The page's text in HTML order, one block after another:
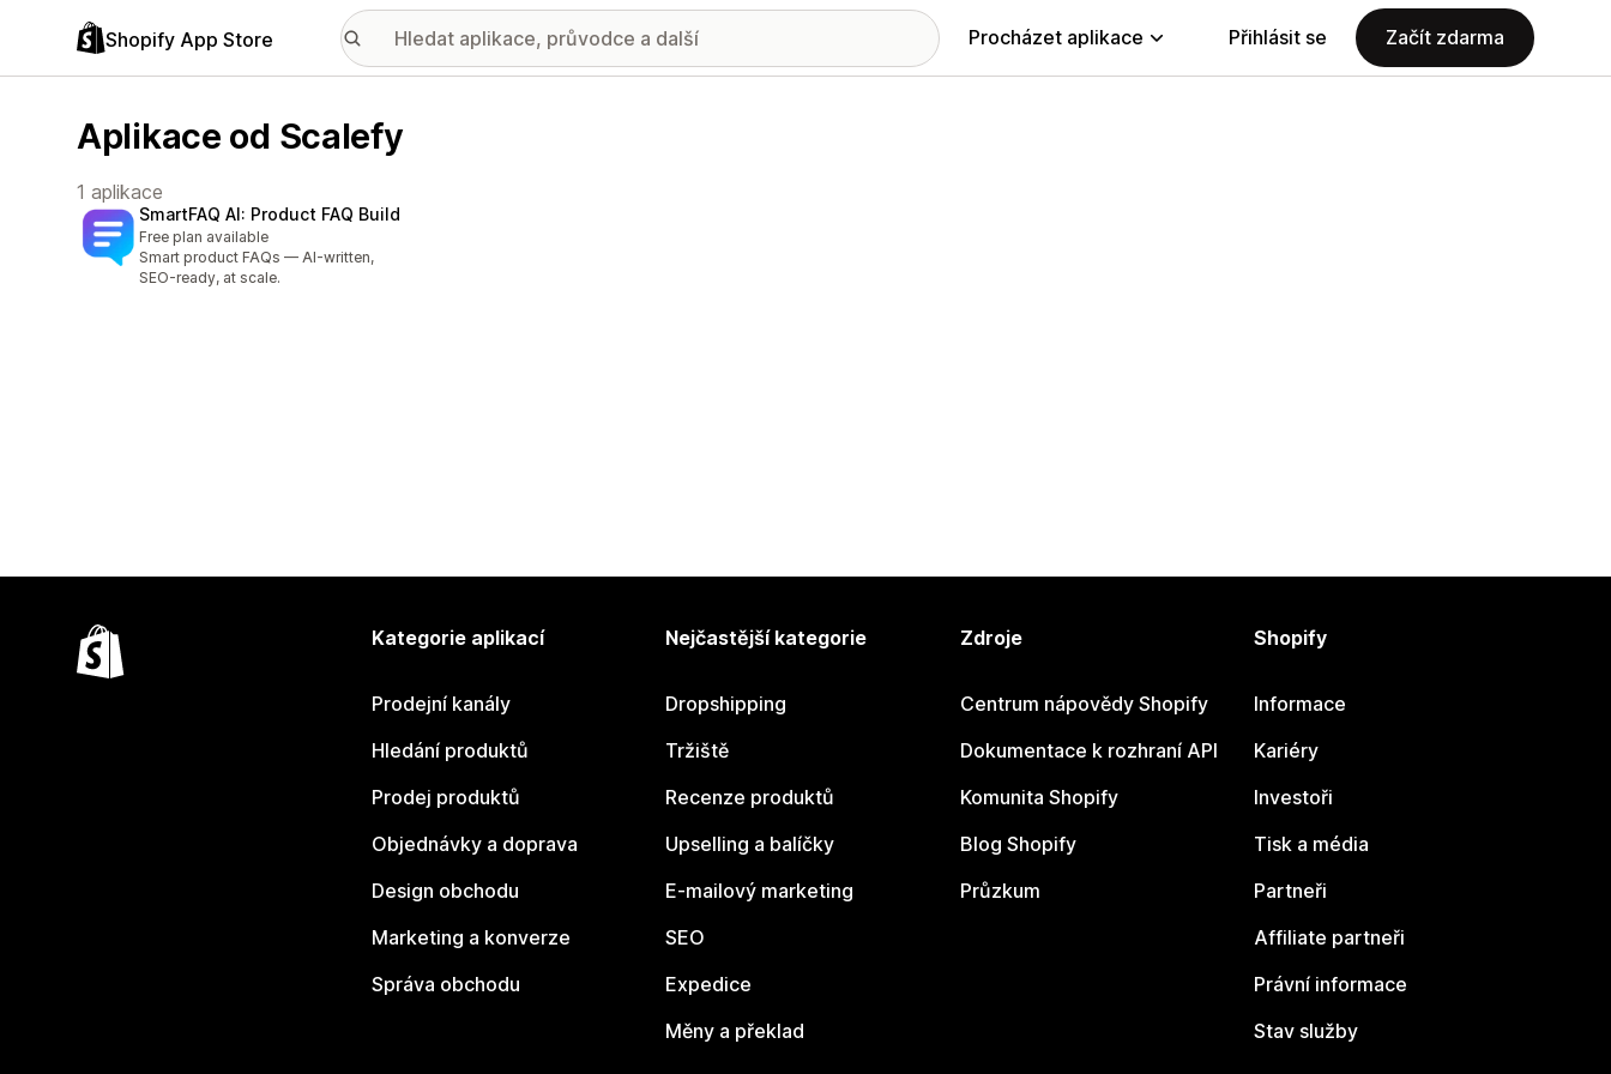
Shopify App Store Procházet aplikace Přihlásit se Začít zdarma
Aplikace od Scalefy
1 aplikace
SmartFAQ AI: Product FAQ Build
Free plan available
Smart product FAQs — AI-written,
SEO-ready, at scale.
Kategorie aplikací
Prodejní kanály
Hledání produktů
Prodej produktů
Objednávky a doprava
Design obchodu
Marketing a konverze
Správa obchodu
Nejčastější kategorie
Dropshipping
Tržiště
Recenze produktů
Upselling a balíčky
E-mailový marketing
SEO
Expedice
Měny a překlad
Zdroje
Centrum nápovědy Shopify
Dokumentace k rozhraní API
Komunita Shopify
Blog Shopify
Průzkum
Shopify
Informace
Kariéry
Investoři
Tisk a média
Partneři
Affiliate partneři
Právní informace
Stav služby